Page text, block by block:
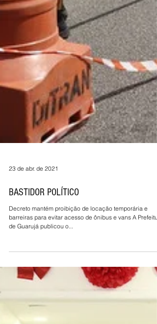
23 de abr. de 2021
BASTIDOR POLÍTICO
Decreto mantém proibição de locação temporária e
de Guarujá publicou o...